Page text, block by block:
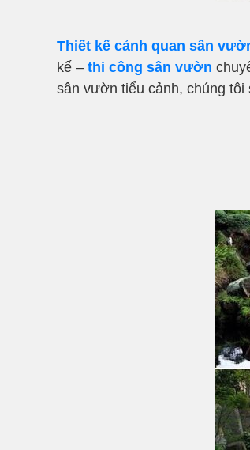
Thiết kế cảnh quan sân
kế – thi công sân vườn
sân vườn tiểu cảnh, chúng tôi